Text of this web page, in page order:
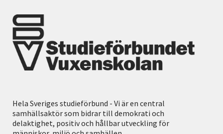
Hela Sveriges studieförbund - Vi är en central
samhällsaktör som bidrar till demokrati och
delaktighet, positiv och hållbar utveckling för